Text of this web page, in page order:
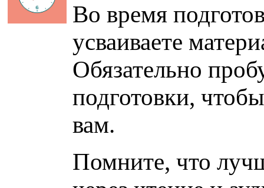
Во время
усваиваете
Обязательно
подготовки,
вам.
Помните, что